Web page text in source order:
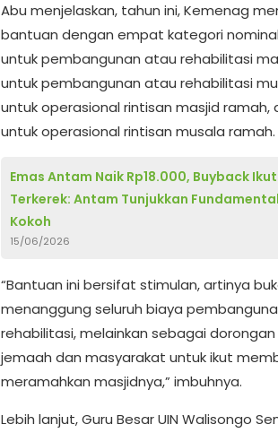
Abu menjelaskan, tahun ini, Kemenag
bantuan dengan empat kategori
untuk pembangunan atau rehabilitasi
untuk pembangunan atau rehabilitasi
untuk operasional rintisan masjid ramah,
untuk operasional rintisan musala ramah.
Emas Antam Naik Rp18.000, Buyback Ikut
Terkerek: Antam Tunjukkan Fundamental
Kokoh
15/06/2026
“Bantuan ini bersifat stimulan, artinya
menanggung seluruh biaya
rehabilitasi, melainkan sebagai
jemaah dan masyarakat untuk ikut
meramahkan masjidnya,” imbuhnya.
Lebih lanjut, Guru Besar UIN Walisongo